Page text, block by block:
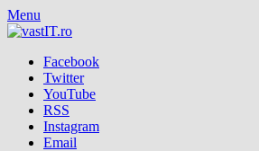
Menu
Facebook
Twitter
YouTube
RSS
Instagram
Email